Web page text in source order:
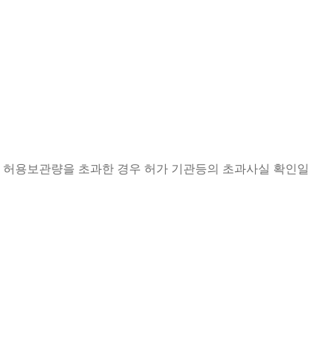
허용보관량을 초과한 경우 허가 기관등의 초과사실 확인일